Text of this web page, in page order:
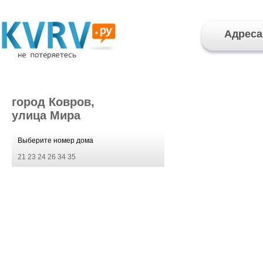
Адреса
город Ковров,
улица Мира
Выберите номер дома
21 23 24 26 34 35